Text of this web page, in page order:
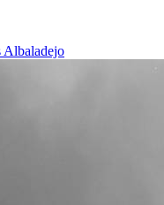
Albaladejo